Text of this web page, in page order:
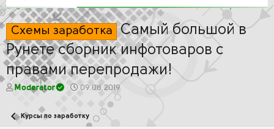
Схемы заработка Самый большой в
Рунете сборник инфотоваров с
правами перепродажи!
А
о
Moderator
Д
а
09.08.2019
Курсы по заработку